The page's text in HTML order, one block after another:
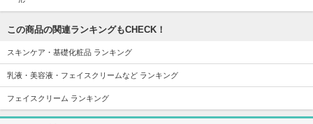
COSMETICS)
この商品の関連ランキングもCHECK！
スキンケア・基礎化粧品 ランキング
乳液・美容液・フェイスクリームなど ランキング
フェイスクリーム ランキング